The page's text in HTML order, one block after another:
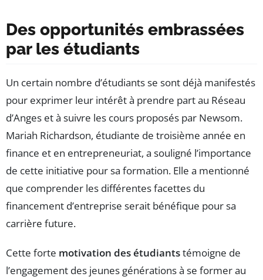
Des opportunités embrassées
par les étudiants
Un certain nombre d’étudiants se sont déjà manifestés
pour exprimer leur intérêt à prendre part au Réseau
d’Anges et à suivre les cours proposés par Newsom.
Mariah Richardson, étudiante de troisième année en
finance et en entrepreneuriat, a souligné l’importance
de cette initiative pour sa formation. Elle a mentionné
que comprender les différentes facettes du
financement d’entreprise serait bénéfique pour sa
carrière future.
Cette forte motivation des étudiantstémoigne de
l’engagement des jeunes générations à se former au